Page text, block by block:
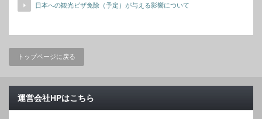
日本への観光ビザ免除（予定）が与える影響について
トップページに戻る
運営会社HPはこちら